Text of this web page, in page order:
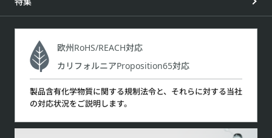
欧州RoHS/REACH対応
カリフォルニアProposition65対応
製品含有化学物質に関する規制法令と、それらに対する当社
の対応状況をご説明します。